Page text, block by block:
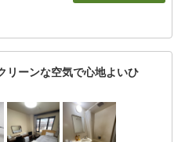
リーンな空気で心地よいひ